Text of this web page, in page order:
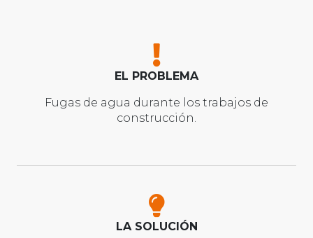
EL PROBLEMA
Fugas de agua durante los trabajos de
construcción.
LA SOLUCIÓN